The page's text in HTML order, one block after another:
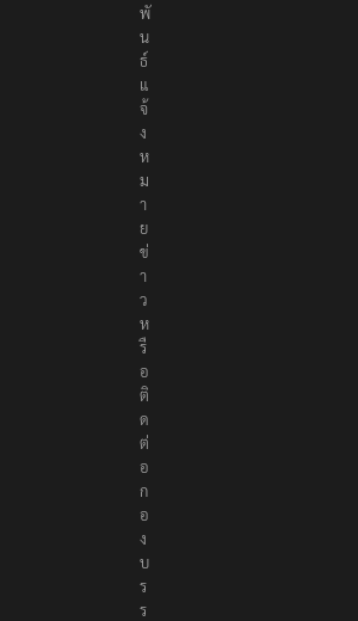
ม
พั
น
ธ์
แ
จ้
ง
ห
ม
า
ย
ข่
า
ว
ห
รื
อ
ติ
ด
ต่
อ
ก
อ
ง
บ
ร